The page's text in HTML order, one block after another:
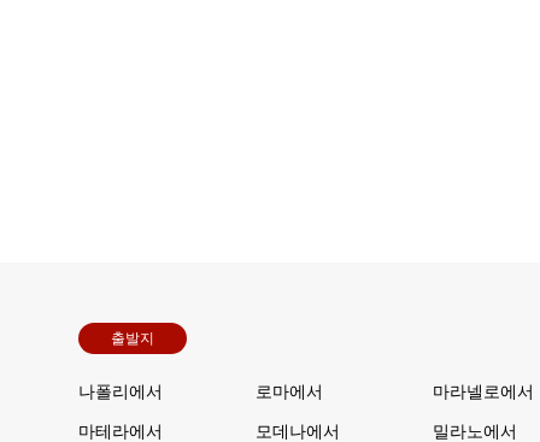
출발지
나폴리에서 로마에서 마라넬로에서
마테라에서 모데나에서 밀라노에서